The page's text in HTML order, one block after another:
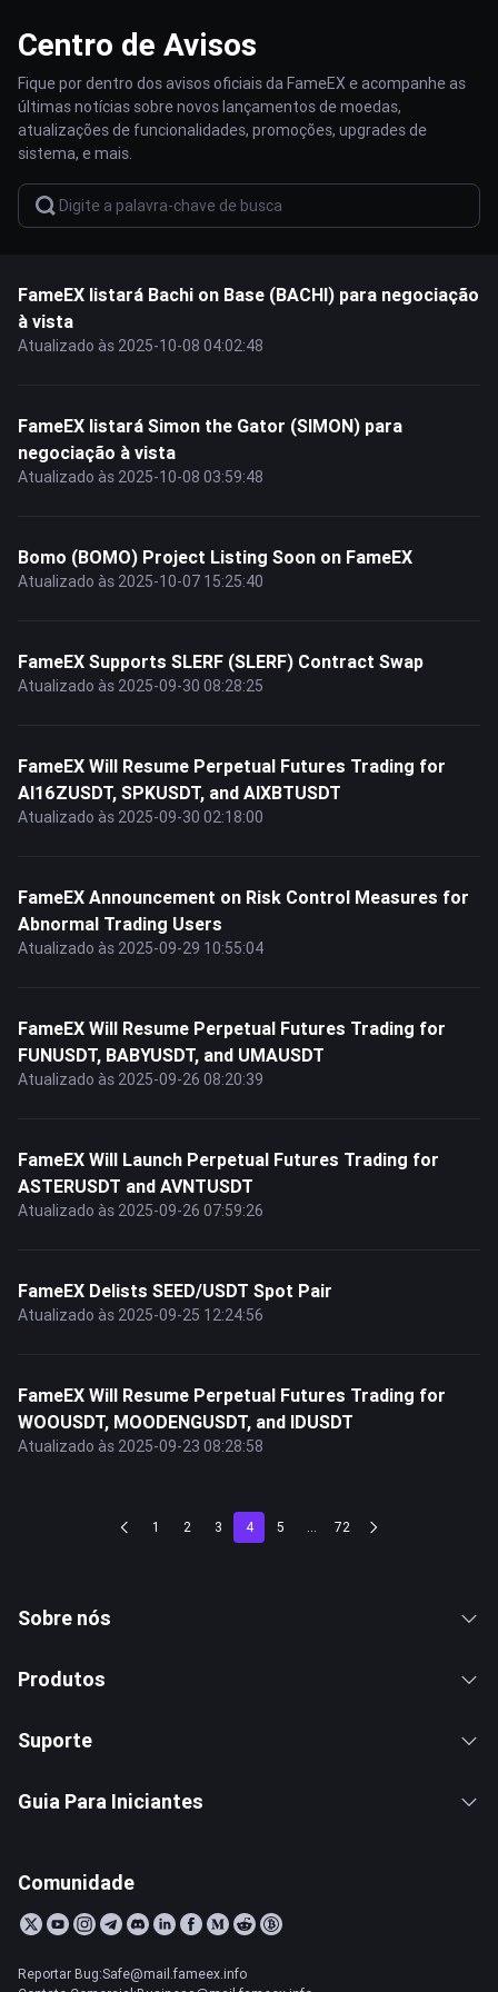
Centro de Avisos
Fique por dentro dos avisos oficiais da FameEX e acompanhe as
últimas notícias sobre novos lançamentos de moedas,
atualizações de funcionalidades, promoções, upgrades de
sistema, e mais.
FameEX listará Bachi on Base (BACHI) para negociação
à vista
Atualizado às 2025-10-08 04:02:48
FameEX listará Simon the Gator (SIMON) para
negociação à vista
Atualizado às 2025-10-08 03:59:48
Bomo (BOMO) Project Listing Soon on FameEX
Atualizado às 2025-10-07 15:25:40
FameEX Supports SLERF (SLERF) Contract Swap
Atualizado às 2025-09-30 08:28:25
FameEX Will Resume Perpetual Futures Trading for
AI16ZUSDT, SPKUSDT, and AIXBTUSDT
Atualizado às 2025-09-30 02:18:00
FameEX Announcement on Risk Control Measures for
Abnormal Trading Users
Atualizado às 2025-09-29 10:55:04
FameEX Will Resume Perpetual Futures Trading for
FUNUSDT, BABYUSDT, and UMAUSDT
Atualizado às 2025-09-26 08:20:39
FameEX Will Launch Perpetual Futures Trading for
ASTERUSDT and AVNTUSDT
Atualizado às 2025-09-26 07:59:26
FameEX Delists SEED/USDT Spot Pair
Atualizado às 2025-09-25 12:24:56
FameEX Will Resume Perpetual Futures Trading for
WOOUSDT, MOODENGUSDT, and IDUSDT
Atualizado às 2025-09-23 08:28:58
1 2 3 4 5 ... 72
Sobre nós
Produtos
Suporte
Guia Para Iniciantes
Comunidade
Reportar Bug:Safe@mail.fameex.info